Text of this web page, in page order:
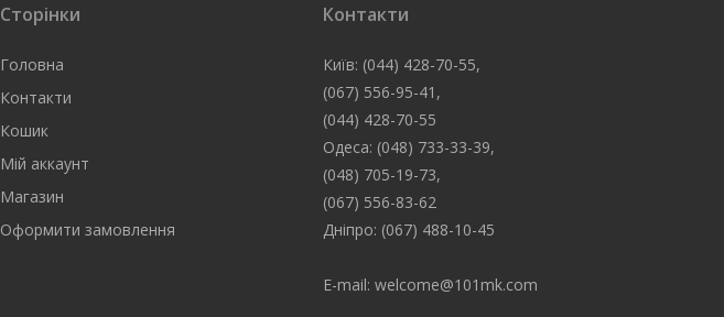
Сторінки
Головна
Контакти
Кошик
Мій аккаунт
Магазин
Оформити замовлення
Контакти
Київ: (044) 428-70-55,
(067) 556-95-41,
(044) 428-70-55
Одеса: (048) 733-33-39,
(048) 705-19-73,
(067) 556-83-62
Дніпро: (067) 488-10-45
E-mail: welcome@101mk.com